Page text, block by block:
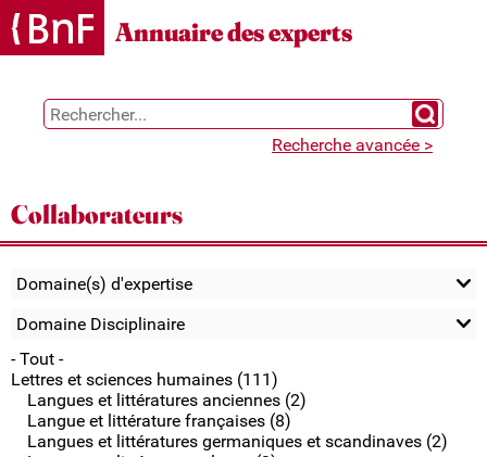
Gestion des cookies
Annuaire des experts
Chercher
Recherche avancée >
Collaborateurs
Domaine(s) d'expertise
Domaine Disciplinaire
- Tout -
Lettres et sciences humaines (111)
Langues et littératures anciennes (2)
Langue et littérature françaises (8)
Langues et littératures germaniques et scandinaves (2)